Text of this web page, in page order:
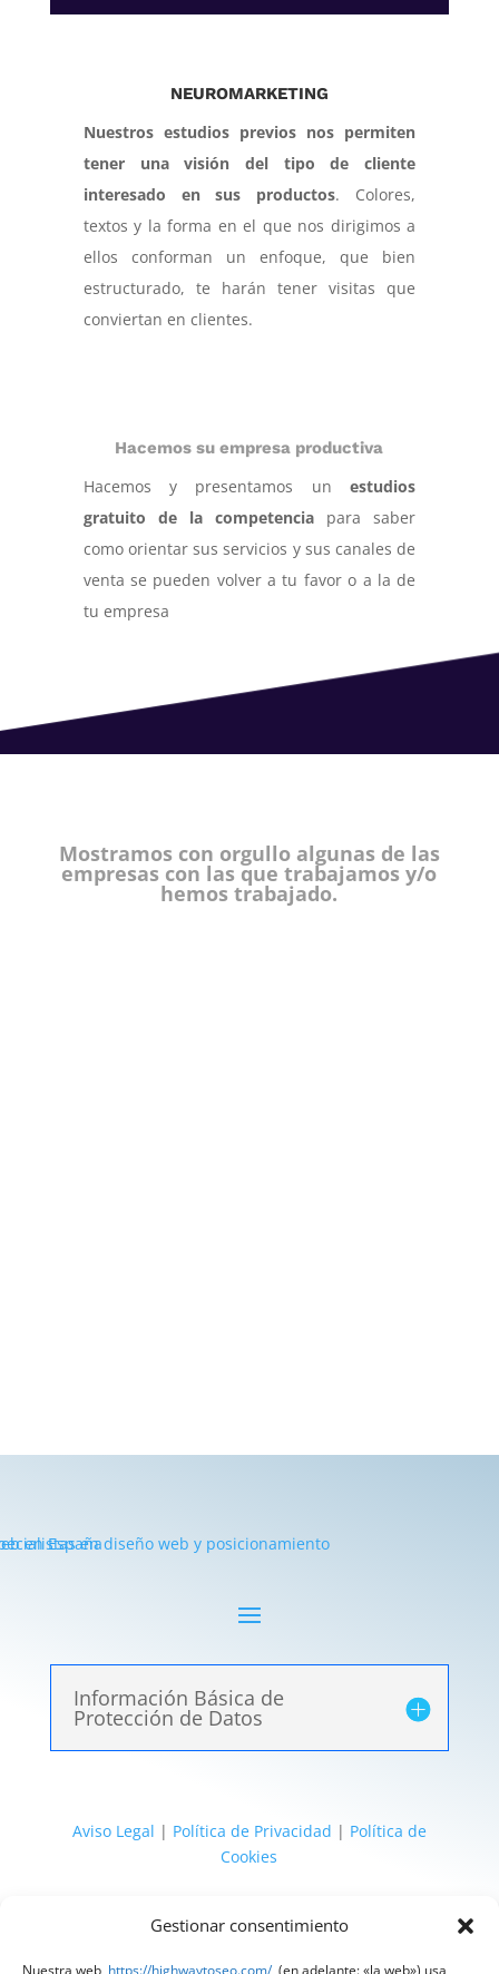
Gestionar consentimiento
Nuestra web, https://highwaytoseo.com/ (en adelante: «la web») usa
NEUROMARKETING
Nuestros estudios previos nos permiten
tener una visión del tipo de cliente
interesado en sus productos. Colores,
textos y la forma en el que nos dirigimos a
ellos conforman un enfoque, que bien
estructurado, te harán tener visitas que
conviertan en clientes.
Hacemos su empresa productiva
Hacemos y presentamos unestudios
gratuito de la competencia para saber
como orientar sus servicios y sus canales de
venta se pueden volver a tu favor o a la de
tu empresa
Mostramos con orgullo algunas de las
empresas con las que trabajamos y/o
hemos trabajado.
Información Básica de
Protección de Datos
Aviso Legal | Política de Privacidad | Política de
Cookies
@ 2025 Diseñado por HighWay To Seo | Textos
Compliance«Tu Compliance de confianza»